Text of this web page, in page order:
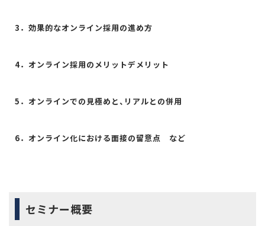
3．効果的なオンライン採用の進め方
4．オンライン採用のメリットデメリット
5．オンラインでの見極めと、リアルとの併用
6．オンライン化における面接の留意点 など
セミナー概要